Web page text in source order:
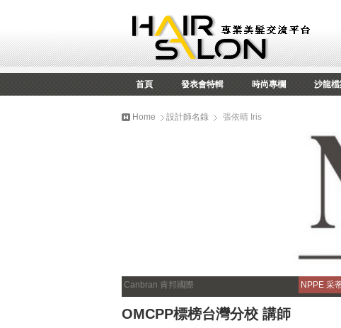
首頁 發表會特輯 時尚專欄 沙龍
Home 設計師名錄 張依晴 Iris
Canbran 肯邦國際 NPPE 采
OMCPP標榜台灣分校 講師